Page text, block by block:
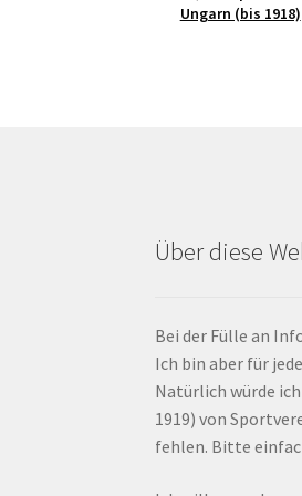
Ungarn (bis 1918)
Über diese
Bei der Fülle an
Ich bin aber für
Natürlich würde
1919) von
fehlen. Bitte